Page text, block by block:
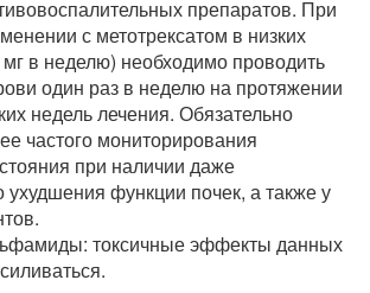
препаратов. При
с метотрексатом в низких
в неделю) необходимо проводить
один раз в неделю на протяжении
недель лечения. Обязательно
частого мониторирования
при наличии даже
ухудшения функции почек, а также у
токсичные эффекты данных